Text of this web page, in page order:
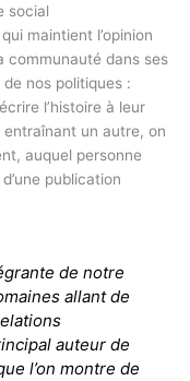
social
maintient l’opinion
communauté dans ses
nos politiques :
l’histoire à leur
un autre, on
auquel personne
publication
de notre
allant de
auteur de
l’on montre de